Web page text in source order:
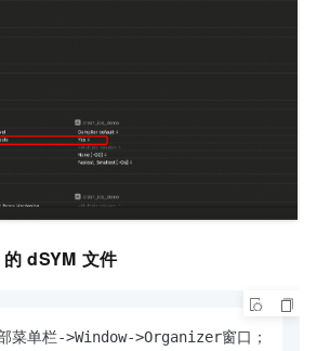
的 dSYM 文件
菜单栏->Window->Organizer窗口；